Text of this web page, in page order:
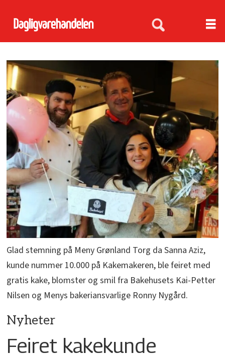
Glad stemning på Meny Grønland Torg da Sanna Aziz,
kunde nummer 10.000 på Kakemakeren, ble feiret med
gratis kake, blomster og smil fra Bakehusets Kai-Petter
Nilsen og Menys bakeriansvarlige Ronny Nygård.
Nyheter
Feiret kakekunde